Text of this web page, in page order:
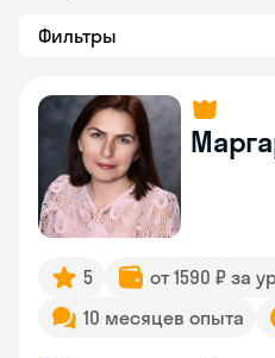
Фильтры
5
от 1590 ₽ за
10 месяцев опыта